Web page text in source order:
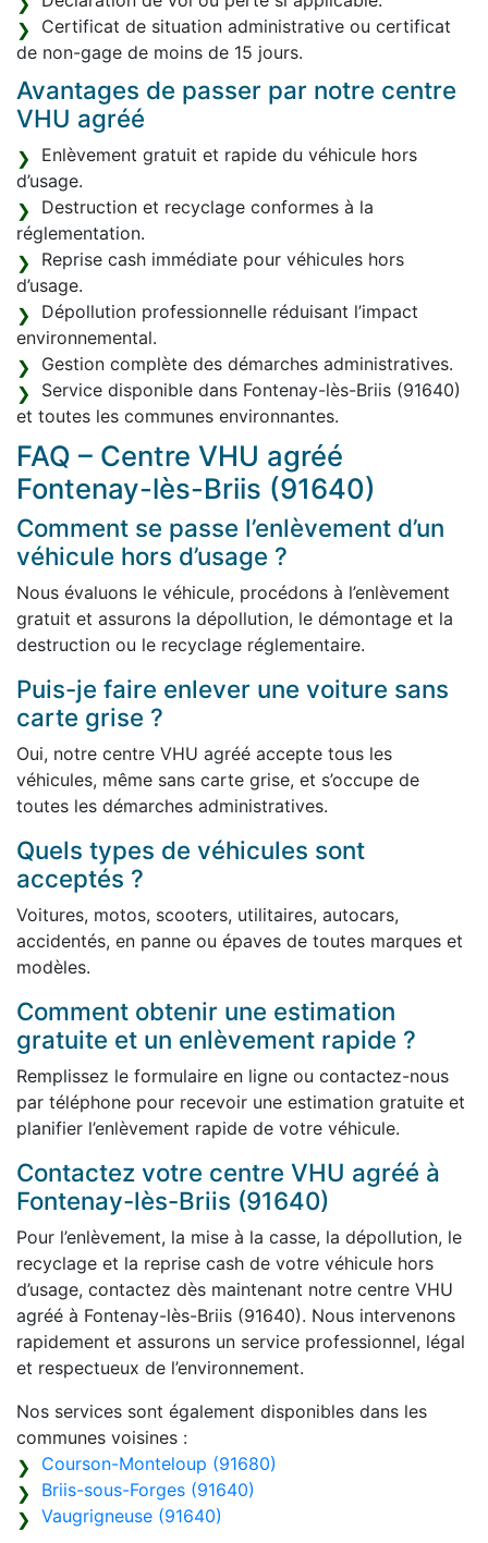
Certificat de situation administrative ou certificat
de non-gage de moins de 15 jours.
Avantages de passer par notre centre
VHU agréé
Enlèvement gratuit et rapide du véhicule hors
d’usage.
Destruction et recyclage conformes à la
réglementation.
Reprise cash immédiate pour véhicules hors
d’usage.
Dépollution professionnelle réduisant l’impact
environnemental.
Gestion complète des démarches administratives.
Service disponible dans Fontenay-lès-Briis (91640)
et toutes les communes environnantes.
FAQ – Centre VHU agréé
Fontenay-lès-Briis (91640)
Comment se passe l’enlèvement d’un
véhicule hors d’usage ?
Nous évaluons le véhicule, procédons à l’enlèvement
gratuit et assurons la dépollution, le démontage et la
destruction ou le recyclage réglementaire.
Puis-je faire enlever une voiture sans
carte grise ?
Oui, notre centre VHU agréé accepte tous les
véhicules, même sans carte grise, et s’occupe de
toutes les démarches administratives.
Quels types de véhicules sont
acceptés ?
Voitures, motos, scooters, utilitaires, autocars,
accidentés, en panne ou épaves de toutes marques et
modèles.
Comment obtenir une estimation
gratuite et un enlèvement rapide ?
Remplissez le formulaire en ligne ou contactez-nous
par téléphone pour recevoir une estimation gratuite et
planifier l’enlèvement rapide de votre véhicule.
Contactez votre centre VHU agréé à
Fontenay-lès-Briis (91640)
Pour l’enlèvement, la mise à la casse, la dépollution, le
recyclage et la reprise cash de votre véhicule hors
d’usage, contactez dès maintenant notre centre VHU
agréé à Fontenay-lès-Briis (91640). Nous intervenons
rapidement et assurons un service professionnel, légal
et respectueux de l’environnement.
Nos services sont également disponibles dans les
communes voisines :
Courson-Monteloup (91680)
Briis-sous-Forges (91640)
Vaugrigneuse (91640)